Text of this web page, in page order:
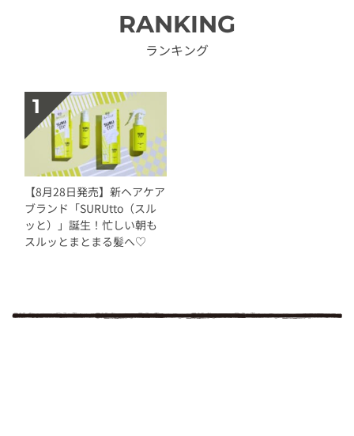
RANKING
ランキング
【8月28日発売】新ヘアケア
ブランド「SURUtto（スル
ッと）」誕生！忙しい朝も
スルッとまとまる髪へ♡